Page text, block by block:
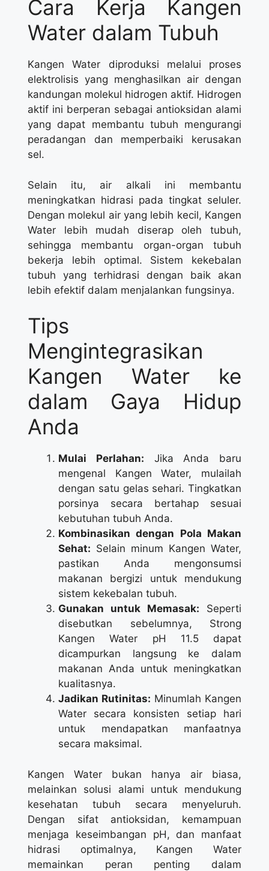
Cara Kerja Kangen
Water dalam Tubuh
Kangen Water diproduksi melalui proses
elektrolisis yang menghasilkan air dengan
kandungan molekul hidrogen aktif. Hidrogen
aktif ini berperan sebagai antioksidan alami
yang dapat membantu tubuh mengurangi
peradangan dan memperbaiki kerusakan
sel.
Selain itu, air alkali ini membantu
meningkatkan hidrasi pada tingkat seluler.
Dengan molekul air yang lebih kecil, Kangen
Water lebih mudah diserap oleh tubuh,
sehingga membantu organ-organ tubuh
bekerja lebih optimal. Sistem kekebalan
tubuh yang terhidrasi dengan baik akan
lebih efektif dalam menjalankan fungsinya.
Tips
Mengintegrasikan
Kangen Water ke
dalam Gaya Hidup
Anda
Mulai Perlahan: Jika Anda baru
mengenal Kangen Water, mulailah
dengan satu gelas sehari. Tingkatkan
porsinya secara bertahap sesuai
kebutuhan tubuh Anda.
Kombinasikan dengan Pola Makan
Sehat: Selain minum Kangen Water,
pastikan Anda mengonsumsi
makanan bergizi untuk mendukung
sistem kekebalan tubuh.
Gunakan untuk Memasak: Seperti
disebutkan sebelumnya, Strong
Kangen Water pH 11.5 dapat
dicampurkan langsung ke dalam
makanan Anda untuk meningkatkan
kualitasnya.
Jadikan Rutinitas: Minumlah Kangen
Water secara konsisten setiap hari
untuk mendapatkan manfaatnya
secara maksimal.
Kangen Water bukan hanya air biasa,
melainkan solusi alami untuk mendukung
kesehatan tubuh secara menyeluruh.
Dengan sifat antioksidan, kemampuan
menjaga keseimbangan pH, dan manfaat
hidrasi optimalnya, Kangen Water
memainkan peran penting dalam